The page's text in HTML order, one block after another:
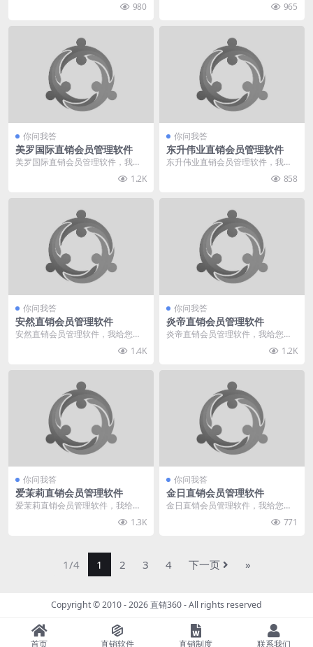
980 965
你问我答
美罗国际直销会员管理软件
美罗国际直销会员管理软件，我给
1.2K
你问我答
东升伟业直销会员管理软件
东升伟业直销会员管理软件，我给
858
你问我答
安然直销会员管理软件
安然直销会员管理软件，我给您推
1.4K
你问我答
炎帝直销会员管理软件
炎帝直销会员管理软件，我给您推
1.2K
你问我答
爱茉莉直销会员管理软件
爱茉莉直销会员管理软件，我给您
1.3K
你问我答
金日直销会员管理软件
金日直销会员管理软件，我给您推
771
1/4 1 2 3 4 下一页 »
Copyright © 2010 - 2026直销360- All rights reserved
首页 直销软件 直销制度 联系我们